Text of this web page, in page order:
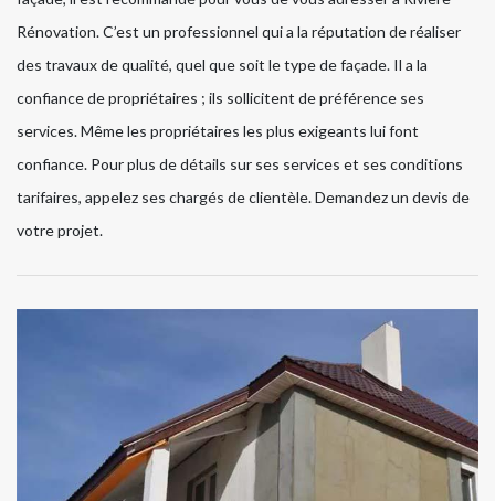
Rénovation. C’est un professionnel qui a la réputation de réaliser
des travaux de qualité, quel que soit le type de façade. Il a la
confiance de propriétaires ; ils sollicitent de préférence ses
services. Même les propriétaires les plus exigeants lui font
confiance. Pour plus de détails sur ses services et ses conditions
tarifaires, appelez ses chargés de clientèle. Demandez un devis de
votre projet.